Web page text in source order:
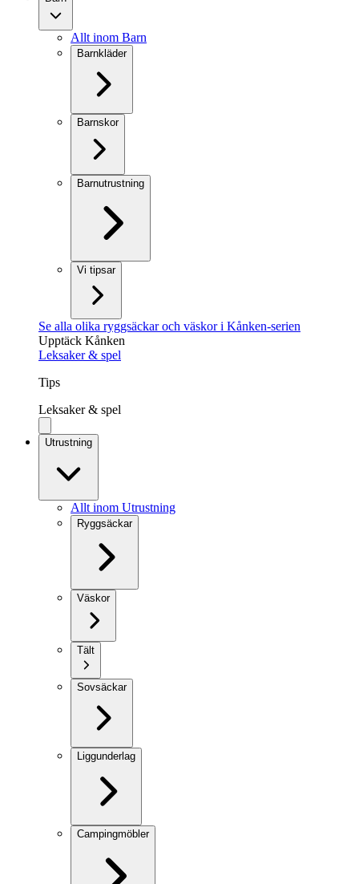
Allt inom Barn
Barnkläder
Barnskor
Barnutrustning
Vi tipsar
Se alla olika ryggsäckar och väskor i Kånken-serien
Upptäck Kånken
Leksaker & spel
Tips
Leksaker & spel
Utrustning
Allt inom Utrustning
Ryggsäckar
Väskor
Tält
Sovsäckar
Liggunderlag
Campingmöbler